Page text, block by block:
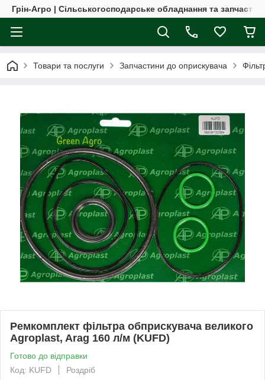
Грін-Агро | Сільськогосподарське обладнання та
Товари та послуги Запчастини до оприскувача
Ремкомплект фільтра обприскувача великого
Agroplast, Arag 160 л/м (KUFD)
Готово до відправки
Код: KUFD
Роздріб